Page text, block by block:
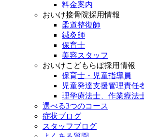
料金案内
おいけ接骨院採用情報
柔道整復師
鍼灸師
保育士
美容スタッフ
おいけこどもらぼ採用情報
保育士・児童指導員
児童発達支援管理責任
理学療法士、作業療法
選べる3つのコース
症状ブログ
スタッフブログ